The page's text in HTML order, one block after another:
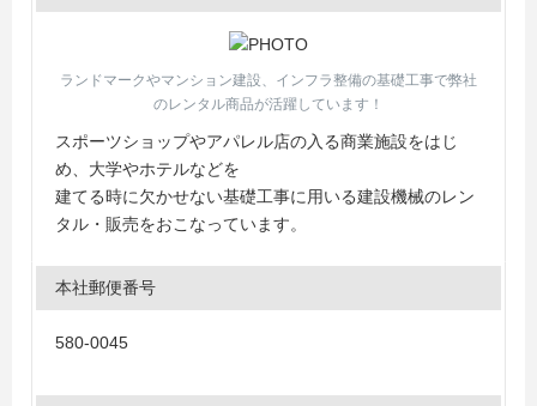
ランドマークやマンション建設、インフラ整備の基礎工事で弊社
のレンタル商品が活躍しています！
スポーツショップやアパレル店の入る商業施設をはじ
め、大学やホテルなどを
建てる時に欠かせない基礎工事に用いる建設機械のレン
タル・販売をおこなっています。
本社郵便番号
580-0045